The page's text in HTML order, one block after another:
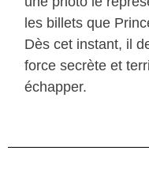
les billets que
Dès cet instant, il
force secrète et
échapper.